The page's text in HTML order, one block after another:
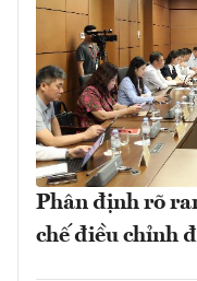
Phân định rõ
chế điều chỉnh